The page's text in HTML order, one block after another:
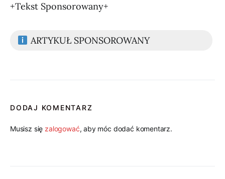
+Tekst Sponsorowany+
ARTYKUŁ SPONSOROWANY
DODAJ KOMENTARZ
Musisz się zalogować, aby móc dodać komentarz.